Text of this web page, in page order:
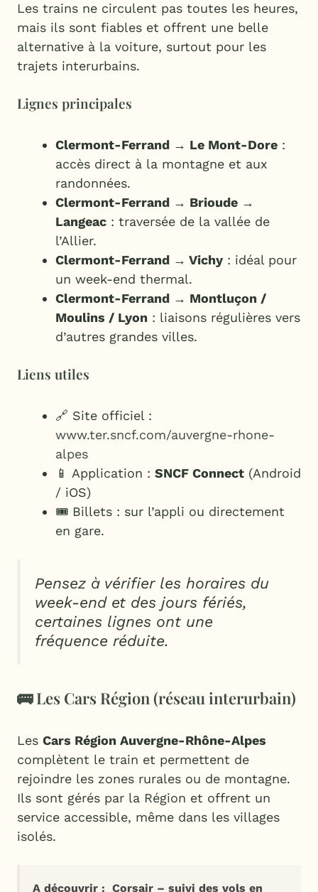
Les trains ne circulent pas toutes les heures,
mais ils sont fiables et offrent une belle
alternative à la voiture, surtout pour les
trajets interurbains.
Lignes principales
Clermont-Ferrand → Le Mont-Dore :
accès direct à la montagne et aux
randonnées.
Clermont-Ferrand → Brioude →
Langeac : traversée de la vallée de
l’Allier.
Clermont-Ferrand → Vichy : idéal pour
un week-end thermal.
Clermont-Ferrand → Montluçon /
Moulins / Lyon : liaisons régulières vers
d’autres grandes villes.
Liens utiles
🔗 Site officiel :
www.ter.sncf.com/auvergne-rhone-
alpes
📱 Application : SNCF Connect (Android
/ iOS)
🎟️ Billets : sur l’appli ou directement
en gare.
Pensez à vérifier les horaires du
week-end et des jours fériés,
certaines lignes ont une
fréquence réduite.
🚌 Les Cars Région (réseau interurbain)
Les Cars Région Auvergne-Rhône-Alpes
complètent le train et permettent de
rejoindre les zones rurales ou de montagne.
Ils sont gérés par la Région et offrent un
service accessible, même dans les villages
isolés.
A découvrir : Corsair – suivi des vols en